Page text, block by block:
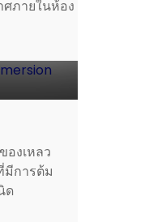
ภายในห้อง
องเหลว
มีการต้ม
ด